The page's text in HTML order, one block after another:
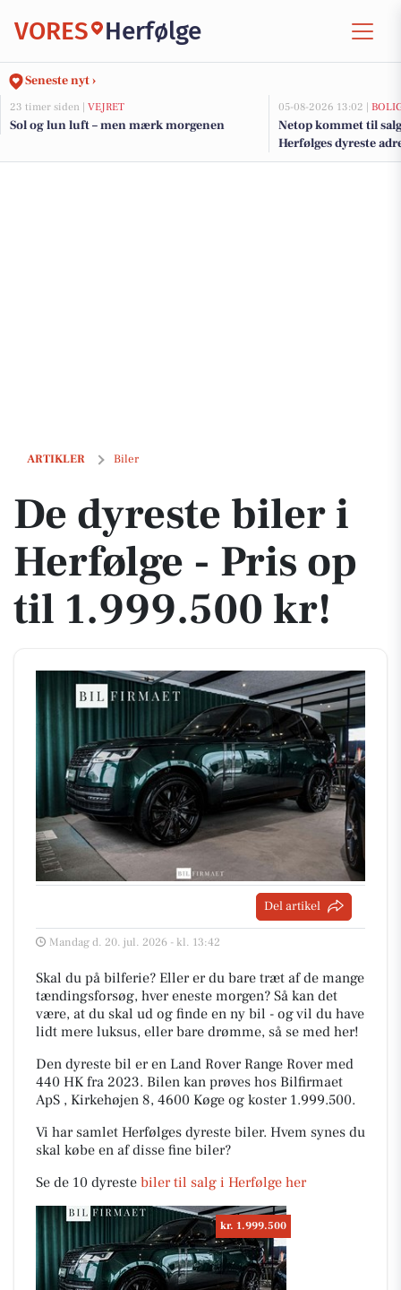
VORES Herfølge
Seneste nyt ›
23 timer siden | VEJRET
Sol og lun luft – men mærk morgenen
05-08-2026 13:02 |
Netop kommet til
Herfølges dyreste
ARTIKLER Biler
De dyreste biler i Herfølge - Pris op til 1.999.500 kr!
De dyreste biler i
Herfølge - Pris op
til 1.999.500 kr!
Del artikel
Mandag d. 20. jul. 2026 - kl. 13:42
Skal du på bilferie? Eller er du bare træt af de mange
tændingsforsøg, hver eneste morgen? Så kan det
være, at du skal ud og finde en ny bil - og vil du have
lidt mere luksus, eller bare drømme, så se med her!
Den dyreste bil er en Land Rover Range Rover med
440 HK fra 2023. Bilen kan prøves hos Bilfirmaet
ApS , Kirkehøjen 8, 4600 Køge og koster 1.999.500.
Vi har samlet Herfølges dyreste biler. Hvem synes du
skal købe en af disse fine biler?
Se de 10 dyreste biler til salg i Herfølge her
kr. 1.999.500